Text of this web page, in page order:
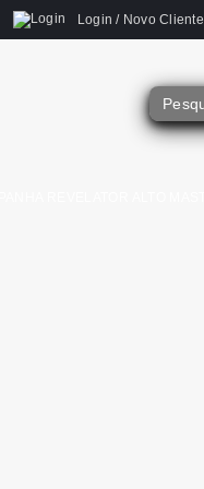
Login / Novo Cliente